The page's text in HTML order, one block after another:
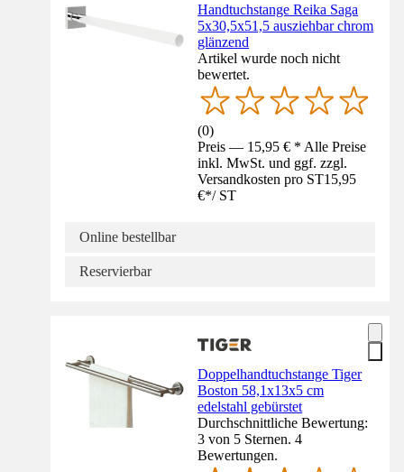
Handtuchstange Reika Saga
5x30,5x51,5 ausziehbar chrom
glänzend
Artikel wurde noch nicht
bewertet.
(0)
Preis — 15,95 € * Alle Preise
inkl. MwSt. und ggf. zzgl.
Versandkosten pro ST15,95
€*/ ST
Online bestellbar
Reservierbar
Doppelhandtuchstange Tiger
Boston 58,1x13x5 cm
edelstahl gebürstet
Durchschnittliche Bewertung:
3 von 5 Sternen. 4
Bewertungen.